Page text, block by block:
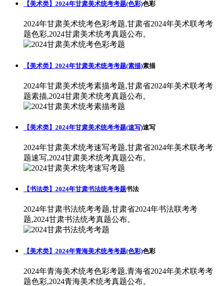
【美术类】2024年甘肃美术统考考题(色彩)色彩
2024年甘肃美术统考色彩考题,甘肃省2024年美术联考考
题色彩,2024甘肃美术统考真题公布。
【美术类】2024年甘肃美术统考考题(素描)素描
2024年甘肃美术统考素描考题,甘肃省2024年美术联考考
题素描,2024甘肃美术统考真题公布。
【美术类】2024年甘肃美术统考考题(速写)速写
2024年甘肃美术统考速写考题,甘肃省2024年美术联考考
题速写,2024甘肃美术统考真题公布。
【书法类】2024年甘肃书法统考考题书法
2024年甘肃书法统考考题,甘肃省2024年书法联考考
题,2024甘肃书法统考真题公布。
【美术类】2024年青海美术统考考题(色彩)色彩
2024年青海美术统考色彩考题,青海省2024年美术联考考
题色彩,2024青海美术统考真题公布。